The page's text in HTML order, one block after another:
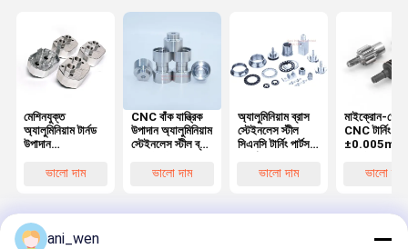
মেশিনযুক্ত
অ্যালুমিনিয়াম টার্নড
উপাদান
ফিনিস অটোমোটিভ
ভালো দাম
CNC বাঁক যান্ত্রিক
উপাদান অ্যালুমিনিয়াম
স্টেইনলেস স্টীল ব্রাস
যথার্থ মেশিনিং
ভালো দাম
অ্যালুমিনিয়াম ব্রাস
স্টেইনলেস স্টীল
সিএনসি টার্নিং পার্টস
অ্যানোডাইজিং
ভালো দাম
মাইক্রোন-গ্রেড
CNC টার্নিং
±0.005mm
যন্ত্রপাতি উপাদান
ভালো দাম
ani_wen